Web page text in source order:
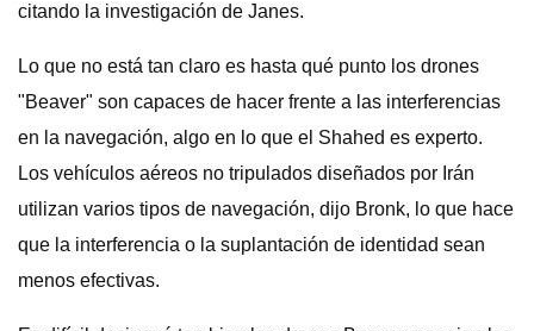
citando la investigación de Janes.
Lo que no está tan claro es hasta qué punto los drones
"Beaver" son capaces de hacer frente a las interferencias
en la navegación, algo en lo que el Shahed es experto.
Los vehículos aéreos no tripulados diseñados por Irán
utilizan varios tipos de navegación, dijo Bronk, lo que hace
que la interferencia o la suplantación de identidad sean
menos efectivas.